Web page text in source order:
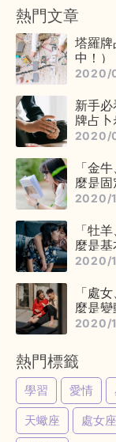
熱門文章
塔羅
中！）
2020/
新手
牌占
牌、排
2020/
「金
麼是
2020/
「牡
麼是
2020/
「處
麼是
2020/
熱門標籤
學習 愛情
天蠍座
處女座